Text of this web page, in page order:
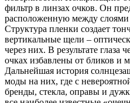
фильтр в линзах очков. Он
расположенную между слоями
Структура пленки создает
вертикальные щели –
через них. В результате глаза
очках избавлены от бликов и
Дальнейшая история
моды на них, где с
бренды, стекла, оправы и